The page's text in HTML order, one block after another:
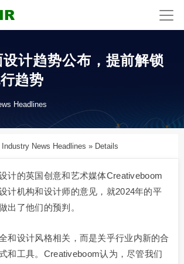
计趋势公布，提前解锁
趋势
Headlines
Industry News Headlines » Details
计的英国创意和艺术媒体Creativeboom
计机构和设计师的意见，就2024年的平
出了他们的预判。
和设计风格相关，而是关乎行业内新的合
和工具。Creativeboom认为，尽管我们